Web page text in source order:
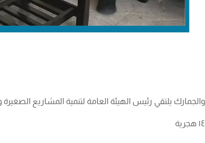
يلتقي رئيس الهيئة العامة لتنمية المشاريع الصغيرة